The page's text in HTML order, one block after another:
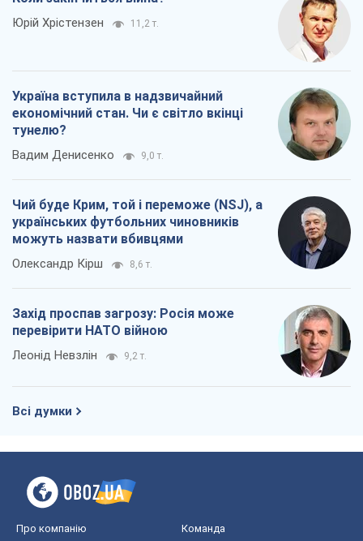
Юрій Хрістензен 11,2 т.
Україна вступила в надзвичайний
економічний стан. Чи є світло вкінці
тунелю?
Вадим Денисенко 9,0 т.
Чий буде Крим, той і переможе (NSJ), а
українських футбольних чиновників
можуть назвати вбивцями
Олександр Кірш 8,6 т.
Захід проспав загрозу: Росія може
перевірити НАТО війною
Леонід Невзлін 9,2 т.
Всі думки
Про компанію Команда